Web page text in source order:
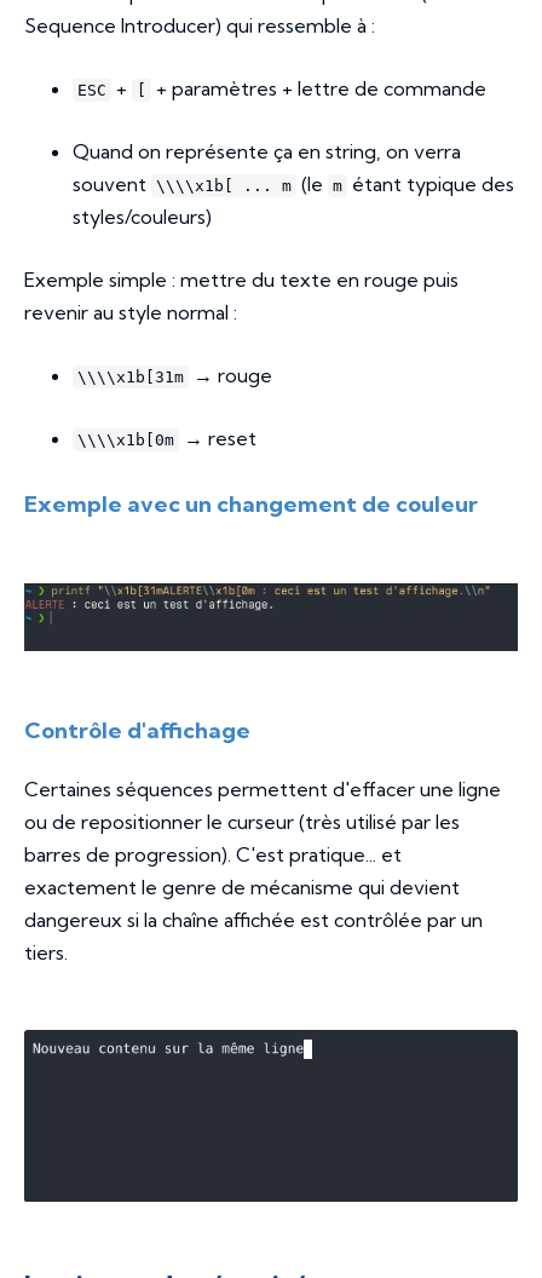
Sequence Introducer) qui ressemble à :
ESC + [ + paramètres + lettre de commande
Quand on représente ça en string, on verra
souvent \\\\x1b[ ... m (le m étant typique des
styles/couleurs)
Exemple simple : mettre du texte en rouge puis
revenir au style normal :
\\\\x1b[31m → rouge
\\\\x1b[0m → reset
Exemple avec un changement de couleur
Contrôle d'affichage
Certaines séquences permettent d'effacer une ligne
ou de repositionner le curseur (très utilisé par les
barres de progression). C'est pratique... et
exactement le genre de mécanisme qui devient
dangereux si la chaîne affichée est contrôlée par un
tiers.